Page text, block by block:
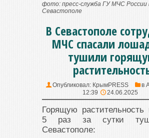
фото: пресс-служба ГУ МЧС России
Севастополе
В Севастополе
МЧС спасали
тушили
Опубликовал: КрымPRESS в
12:39
24.06.2025
Горящую
5 раз за сутки
Севастополе: